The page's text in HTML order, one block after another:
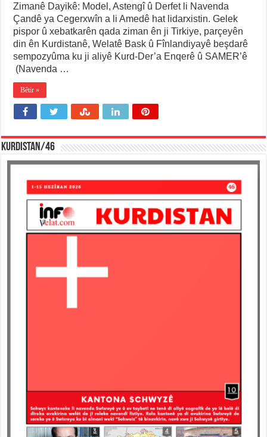
Zimanê Dayikê: Model, Astengî û Derfet li Navenda
Çandê ya Cegerxwîn a li Amedê hat lidarxistin. Gelek
pispor û xebatkarên qada ziman ên ji Tirkiye, parçeyên
din ên Kurdistanê, Welatê Bask û Fînlandiyayê beşdarê
sempozyûma ku ji aliyê Kurd-Der’a Enqerê û SAMER’ê
(Navenda …
Bêtir »
KURDISTAN/46